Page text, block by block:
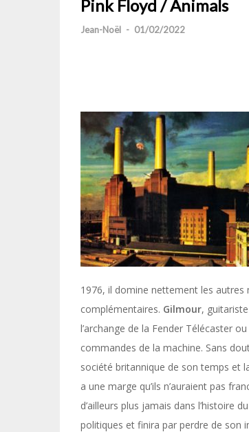
Pink Floyd / Animals
Jean-Noël - 01/02/2022
1976, il domine nettement les
complémentaires. Gilmour,
l’archange de la Fender Télécaster
commandes de la machine. Sans
société britannique de son temps et
a une marge qu’ils n’auraient pas
d’ailleurs plus jamais dans l’histoire
politiques et finira par perdre de son